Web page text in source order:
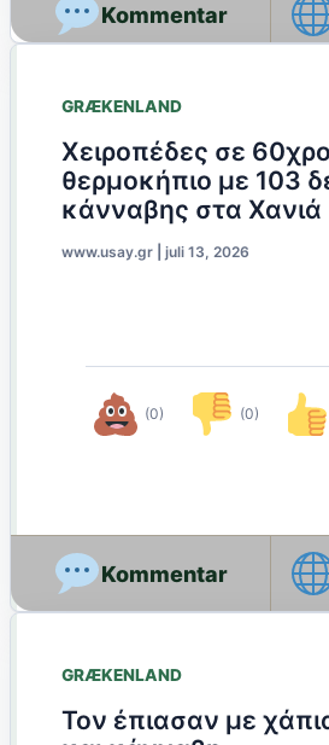
GRÆKENLAND
Χειροπέδες σε
θερμοκήπιο με 103
κάνναβης στα Χανιά
www.usay.gr juli 13, 2026
(0) (0)
GRÆKENLAND
Τον έπιασαν με